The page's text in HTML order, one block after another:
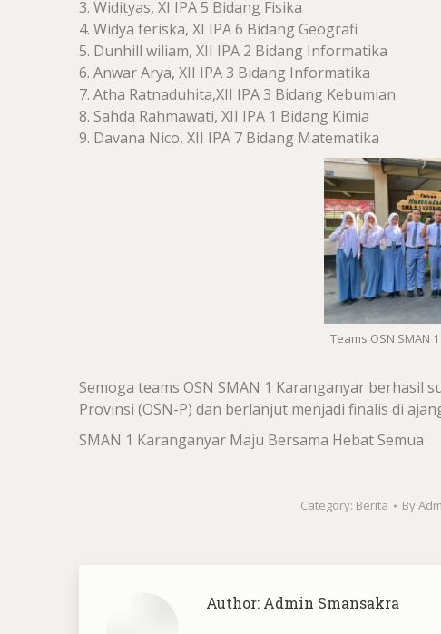
3. Widityas, XI IPA 5 Bidang Fisika
4. Widya feriska, XI IPA 6 Bidang Geografi
5. Dunhill wiliam, XII IPA 2 Bidang Informatika
6. Anwar Arya, XII IPA 3 Bidang Informatika
7. Atha Ratnaduhita,XII IPA 3 Bidang Kebumian
8. Sahda Rahmawati, XII IPA 1 Bidang Kimia
9. Davana Nico, XII IPA 7 Bidang Matematika
Teams OSN SMAN
Semoga teams OSN SMAN 1 Karanganyar berhasil
Provinsi (OSN-P) dan berlanjut menjadi finalis di
SMAN 1 Karanganyar Maju Bersama Hebat Semua
Category: Berita By
Author: Admin Smansakra